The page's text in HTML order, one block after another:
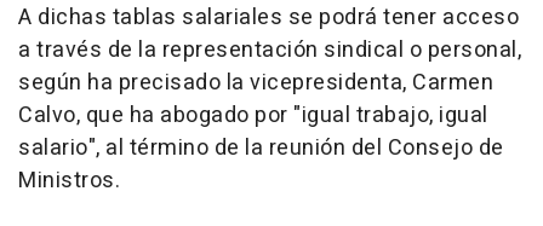
A dichas tablas salariales se podrá tener acceso
a través de la representación sindical o personal,
según ha precisado la vicepresidenta, Carmen
Calvo, que ha abogado por "igual trabajo, igual
salario", al término de la reunión del Consejo de
Ministros.